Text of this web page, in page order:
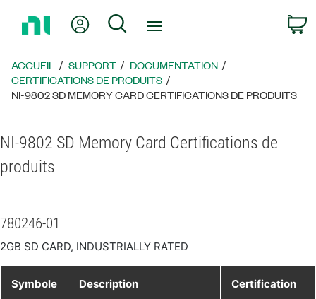
page
d’accueil
Mon compteRechercher
ACCUEIL SUPPORT
DOCUMENTATION
CERTIFICATIONS DE PRODUITS
NI-9802 SD MEMORY CARD CERTIFICATIONS DE PRODUITS
NI-9802 SD Memory Card Certifications de
produits
780246-01
2GB SD CARD, INDUSTRIALLY RATED
Symbole Description Certification